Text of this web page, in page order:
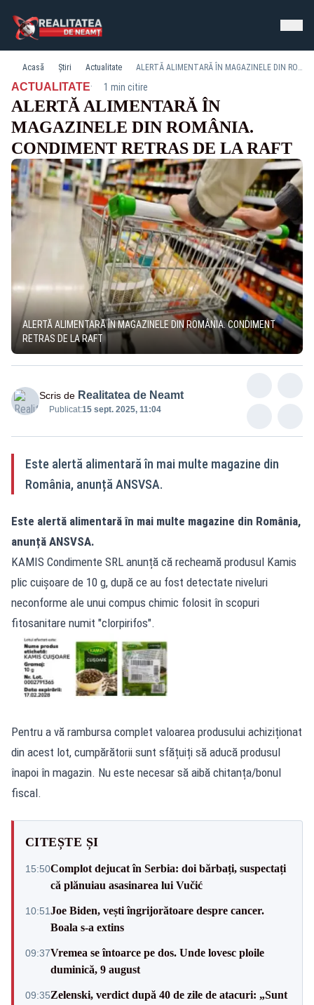
Acasă Știri Actualitate ALERTĂ ALIMENTARĂ ÎN MAGAZINELE DIN ROMÂNIA. CONDIMENT RETRAS DE LA RAFT
ACTUALITATE· 1 min citire
ALERTĂ ALIMENTARĂ ÎN
MAGAZINELE DIN ROMÂNIA.
CONDIMENT RETRAS DE LA RAFT
ALERTĂ ALIMENTARĂ ÎN MAGAZINELE DIN ROMÂNIA. CONDIMENT
RETRAS DE LA RAFT
Scris de Realitatea de Neamt
Publicat:15 sept. 2025, 11:04
Este alertă alimentară în mai multe magazine din
România, anunță ANSVSA.
Este alertă alimentară în mai multe magazine din România,
anunță ANSVSA.
KAMIS Condimente SRL anunță că recheamă produsul Kamis
plic cuișoare de 10 g, după ce au fost detectate niveluri
neconforme ale unui compus chimic folosit în scopuri
fitosanitare numit "clorpirifos".
Pentru a vă rambursa complet valoarea produsului achiziționat
din acest lot, cumpărătorii sunt sfățuiți să aducă produsul
înapoi în magazin. Nu este necesar să aibă chitanța/bonul
fiscal.
CITEȘTE ȘI
15:50Complot dejucat în Serbia: doi bărbați, suspectați
că plănuiau asasinarea lui Vučić
10:51Joe Biden, vești îngrijorătoare despre cancer.
Boala s-a extins
09:37Vremea se întoarce pe dos. Unde lovesc ploile
duminică, 9 august
09:35Zelenski, verdict după 40 de zile de atacuri: „Sunt